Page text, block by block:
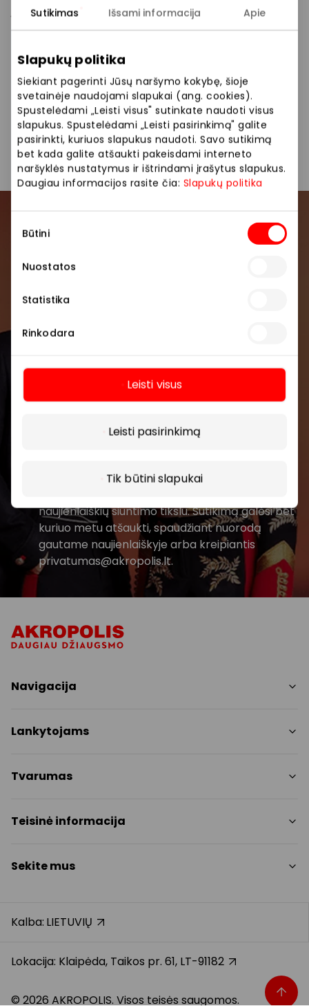
Sutikimas Išsami informacija Apie
Slapukų politika
Siekiant pagerinti Jūsų naršymo kokybę, šioje
svetainėje naudojami slapukai (ang. cookies).
Spustelėdami „Leisti visus" sutinkate naudoti visus
slapukus. Spustelėdami „Leisti pasirinkimą" galite
pasirinkti, kuriuos slapukus naudoti. Savo sutikimą
bet kada galite atšaukti pakeisdami interneto
naršyklės nustatymus ir ištrindami įrašytus slapukus.
Daugiau informacijos rasite čia: Slapukų politika
pasirinkimas
Būtini
Nuostatos
Statistika
Rinkodara
Leisti visus
Leisti pasirinkimą
Tik būtini slapukai
įtakos vaiko pėdos vystymuisi. Avalynė neturi
trukdyti judėti, o turi skatinti natūralų ir sveiką
Siūlome platų prekių pasirinkimą: vaikiški batai,
sportbačiai, basutės, aulinukai, šlepetės.
Parduotuvės Vaikų prekės
renginius ir naujausią informaciją iš AKROPOLIS
PPC AKROPOLIS naujienas. Dėl to AKROPOLIS
naujienlaiškių siuntimo tikslu. Sutikimą galėsi bet
kuriuo metu atšaukti, spaudžiant nuorodą
gautame naujienlaiškyje arba kreipiantis
privatumas@akropolis.lt.
Daugiau
Navigacija
Paslaugos
Pramogos
Lankytojams
Nemokami patogumai
Kontaktai
Dovanų kortelė
Atsiliepimai
Tvarumas
Tvarumo ataskaita
Teisinė informacija
Slapukų politika
Dovanų kortelės bendrosios taisyklės
Klientų aptarnavimo standartas
Sekite mus
Facebook
TikTok
Kalba: LIETUVIŲ
Lokacija: Klaipėda, Taikos pr. 61, LT-91182
© 2026 AKROPOLIS. Visos teisės saugomos.